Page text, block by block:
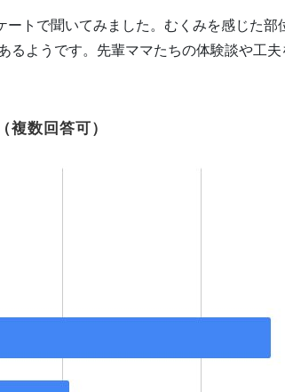
トで聞いてみました。むくみを感じた部
るようです。先輩ママたちの体験談や工夫
数回答可）